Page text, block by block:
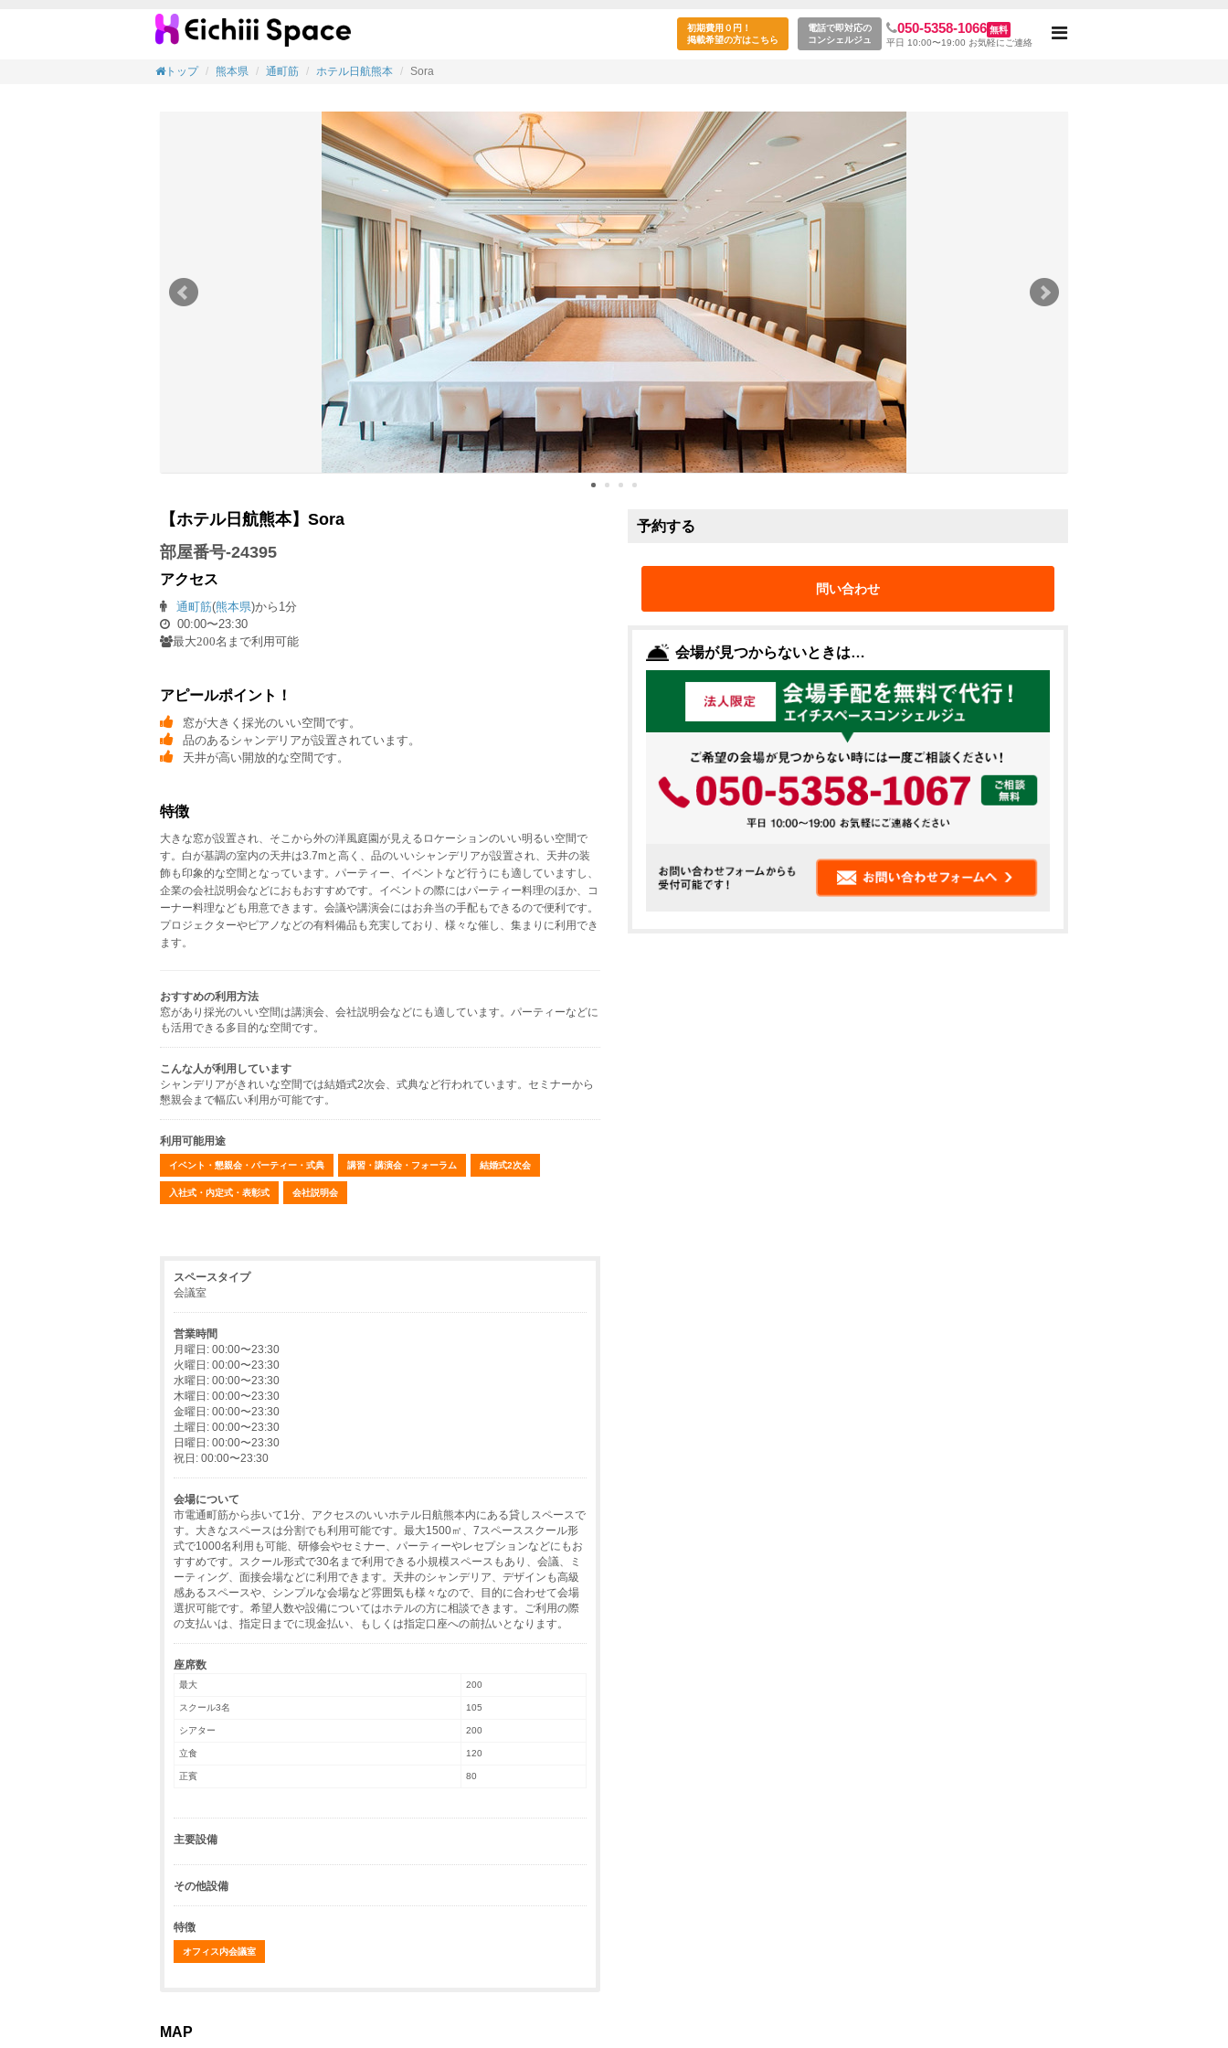
【会議室】ホテル日航熊本-Sora(通町筋駅)初期費用０円！
掲載希望の方はこちら
電話で即対応の
コンシェルジュ
050-5358-1066 無料
平日 10:00〜19:00 お気軽にご連絡
Toggle
トップ 熊本県 通町筋 ホテル日航熊本 Sora
【ホテル日航熊本】Sora
部屋番号-24395
アクセス
通町筋(熊本県)から1分
00:00〜23:30
最大200名まで利用可能
アピールポイント！
窓が大きく採光のいい空間です。
品のあるシャンデリアが設置されています。
天井が高い開放的な空間です。
特徴
大きな窓が設置され、そこから外の洋風庭園が見えるロケーションのいい明るい空間で
す。白が基調の室内の天井は3.7mと高く、品のいいシャンデリアが設置され、天井の装
飾も印象的な空間となっています。パーティー、イベントなど行うにも適していますし、
企業の会社説明会などにおもおすすめです。イベントの際にはパーティー料理のほか、コ
ーナー料理なども用意できます。会議や講演会にはお弁当の手配もできるので便利です。
プロジェクターやピアノなどの有料備品も充実しており、様々な催し、集まりに利用でき
ます。
おすすめの利用方法
窓があり採光のいい空間は講演会、会社説明会などにも適しています。パーティーなどに
も活用できる多目的な空間です。
こんな人が利用しています
シャンデリアがきれいな空間では結婚式2次会、式典など行われています。セミナーから
懇親会まで幅広い利用が可能です。
利用可能用途
イベント・懇親会・パーティー・式典 講習・講演会・フォーラム 結婚式2次会
入社式・内定式・表彰式 会社説明会
スペースタイプ
会議室
営業時間
月曜日: 00:00〜23:30
火曜日: 00:00〜23:30
水曜日: 00:00〜23:30
木曜日: 00:00〜23:30
金曜日: 00:00〜23:30
土曜日: 00:00〜23:30
日曜日: 00:00〜23:30
祝日: 00:00〜23:30
会場について
市電通町筋から歩いて1分、アクセスのいいホテル日航熊本内にある貸しスペースで
す。大きなスペースは分割でも利用可能です。最大1500㎡、7スペーススクール形
式で1000名利用も可能、研修会やセミナー、パーティーやレセプションなどにもお
すすめです。スクール形式で30名まで利用できる小規模スペースもあり、会議、ミ
ーティング、面接会場などに利用できます。天井のシャンデリア、デザインも高級
感あるスペースや、シンプルな会場など雰囲気も様々なので、目的に合わせて会場
選択可能です。希望人数や設備についてはホテルの方に相談できます。ご利用の際
の支払いは、指定日までに現金払い、もしくは指定口座への前払いとなります。
座席数
最大 200
スクール3名 105
シアター 200
立食 120
正賓 80
主要設備
その他設備
特徴
オフィス内会議室
予約する
問い合わせ
会場が見つからないときは…
MAP